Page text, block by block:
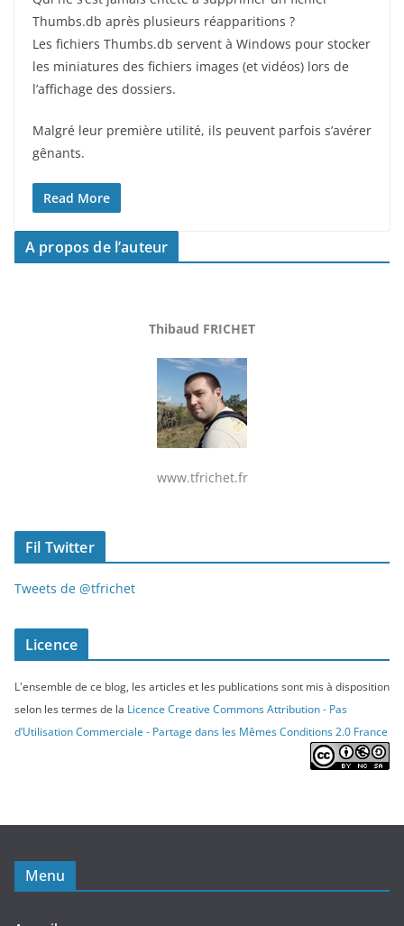
Thumbs.db après plusieurs réapparitions ?
Les fichiers Thumbs.db servent à Windows pour stocker
les miniatures des fichiers images (et vidéos) lors de
l’affichage des dossiers.
Malgré leur première utilité, ils peuvent parfois s’avérer
gênants.
Read More
A propos de l’auteur
Thibaud FRICHET
www.tfrichet.fr
Fil Twitter
Tweets de @tfrichet
Licence
L'ensemble de ce blog, les articles et les publications sont mis à disposition
selon les termes de la Licence Creative Commons Attribution - Pas
d’Utilisation Commerciale - Partage dans les Mêmes Conditions 2.0 France
Menu